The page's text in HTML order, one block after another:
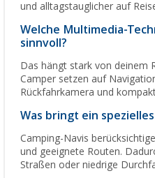
und alltagstauglicher auf
Welche Multimedia-
sinnvoll?
Das hängt stark von deinem
Camper setzen auf
Rückfahrkamera und
Was bringt ein
Camping-Navis
und geeignete Routen.
Straßen oder niedrige